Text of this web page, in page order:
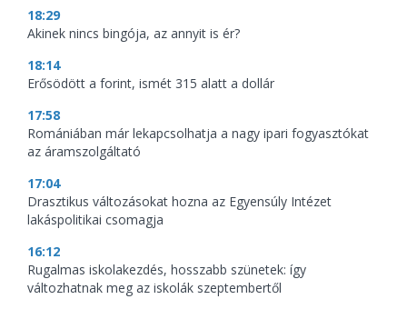
18:29
Akinek nincs bingója, az annyit is ér?
18:14
Erősödött a forint, ismét 315 alatt a dollár
17:58
Romániában már lekapcsolhatja a nagy ipari fogyasztókat
az áramszolgáltató
17:04
Drasztikus változásokat hozna az Egyensúly Intézet
lakáspolitikai csomagja
16:12
Rugalmas iskolakezdés, hosszabb szünetek: így
változhatnak meg az iskolák szeptembertől